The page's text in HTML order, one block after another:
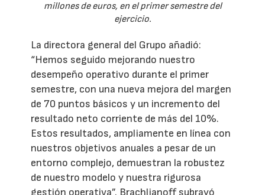
millones de euros, en el primer semestre del
ejercicio.
La directora general del Grupo añadió:
“Hemos seguido mejorando nuestro
desempeño operativo durante el primer
semestre, con una nueva mejora del margen
de 70 puntos básicos y un incremento del
resultado neto corriente de más del 10%.
Estos resultados, ampliamente en línea con
nuestros objetivos anuales a pesar de un
entorno complejo, demuestran la robustez
de nuestro modelo y nuestra rigurosa
gestión operativa”. Brachlianoff subrayó